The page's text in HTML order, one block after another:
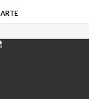
ARTE